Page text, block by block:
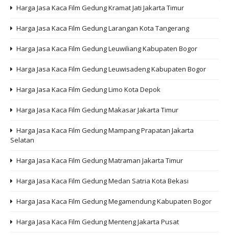
Harga Jasa Kaca Film Gedung Kramat Jati Jakarta Timur
Harga Jasa Kaca Film Gedung Larangan Kota Tangerang
Harga Jasa Kaca Film Gedung Leuwiliang Kabupaten Bogor
Harga Jasa Kaca Film Gedung Leuwisadeng Kabupaten Bogor
Harga Jasa Kaca Film Gedung Limo Kota Depok
Harga Jasa Kaca Film Gedung Makasar Jakarta Timur
Harga Jasa Kaca Film Gedung Mampang Prapatan Jakarta
Selatan
Harga Jasa Kaca Film Gedung Matraman Jakarta Timur
Harga Jasa Kaca Film Gedung Medan Satria Kota Bekasi
Harga Jasa Kaca Film Gedung Megamendung Kabupaten Bogor
Harga Jasa Kaca Film Gedung Menteng Jakarta Pusat